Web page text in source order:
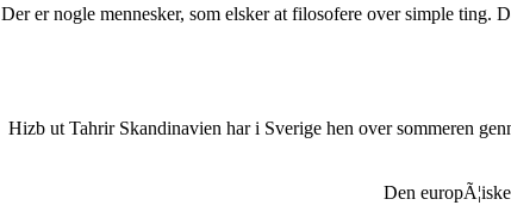
Der er nogle mennesker, som elsker at filosofere over simple ting.
Hizb ut Tahrir Skandinavien har i Sverige hen over sommeren
Den